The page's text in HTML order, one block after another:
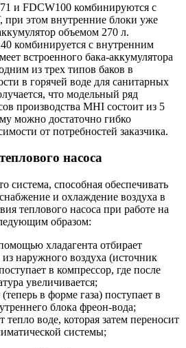
и FDCW100 комбинируются с
этом внутренние блоки уже
объемом 270 л.
комбинируется с внутренним
встроенного бака-аккумулятора
из трех типов баков в
в горячей воде для санитарных
что модельный ряд
производства MHI состоит из 5
можно достаточно гибко
от потребностей заказчика.
насоса
система, способная обеспечивать
и охлаждение воздуха в
теплового насоса при работе на
образом:
хладагента отбирает
наружного воздуха (источник
в компрессор, где после
увеличивается;
в форме газа) поступает в
блока фреон-вода;
тепло воде, которая затем переносит
системы;